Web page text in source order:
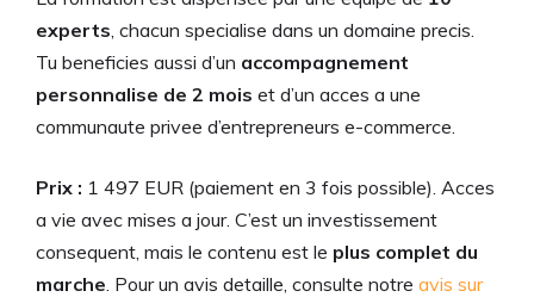
experts , chacun specialise dans un domaine precis.
Tu beneficies aussi d’un accompagnement
personnalise de 2 mois et d’un acces a une
communaute privee d’entrepreneurs e-commerce.
Prix : 1 497 EUR (paiement en 3 fois possible). Acces
a vie avec mises a jour. C’est un investissement
consequent, mais le contenu est le plus complet du
marche . Pour un avis detaille, consulte notre avis sur